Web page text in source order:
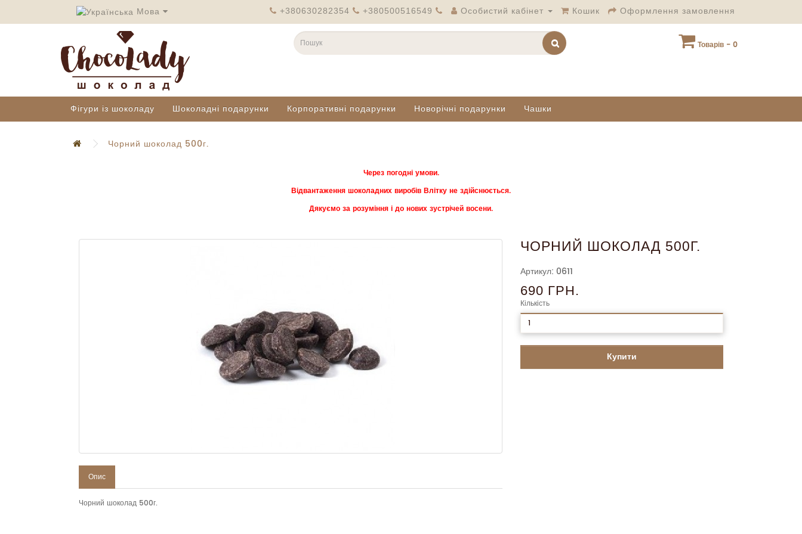
Мова +380630282354 +380500516549 Особистий кабінет Кошик Оформлення замовлення
Товарів - 0
Фігури із шоколаду Шоколадні подарунки Корпоративні подарунки Новорічні подарунки Чашки
Чорний шоколад 500г.
Через погодні умови.
Відвантаження шоколадних виробів Влітку не здійснюється.
Дякуємо за розуміння і до нових зустрічей восени.
Опис
Чорний шоколад 500г.
ЧОРНИЙ ШОКОЛАД 500Г.
Артикул: 0611
690 ГРН.
Кількість
Купити